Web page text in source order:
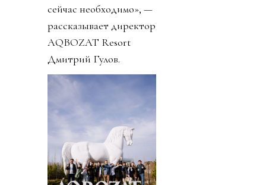
сейчас необходимо», —
рассказывает директор
AQBOZAT Resort
Дмитрий Гулов.